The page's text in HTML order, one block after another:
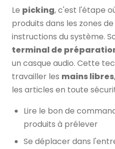
Le picking, c'est l'étape
produits dans les zones
instructions du système.
terminal de
un casque audio. Cette
travailler les mains libres
les articles en toute
Lire le bon de
produits à prélever
Se déplacer dans